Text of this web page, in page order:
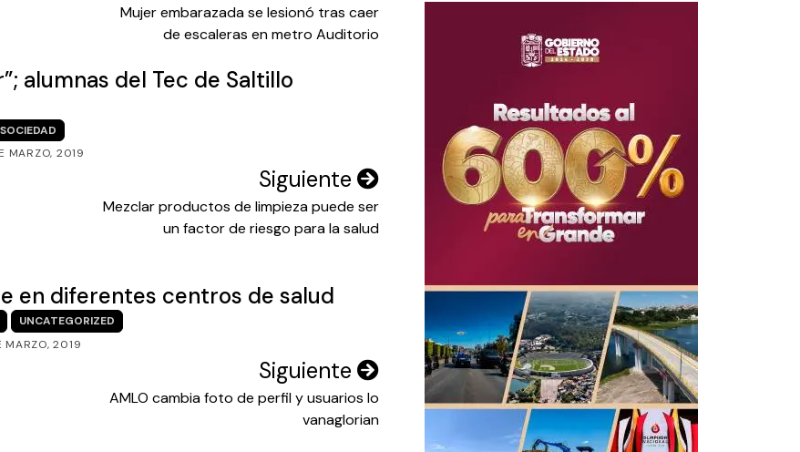
Mujer embarazada se lesionó tras caer
de escaleras en metro Auditorio
alumnas del Tec de Saltillo
SOCIEDAD
MARZO, 2019
Siguiente
Mezclar productos de limpieza puede ser
un factor de riesgo para la salud
en diferentes centros de salud
UNCATEGORIZED
MARZO, 2019
Siguiente
AMLO cambia foto de perfil y usuarios lo
vanaglorian